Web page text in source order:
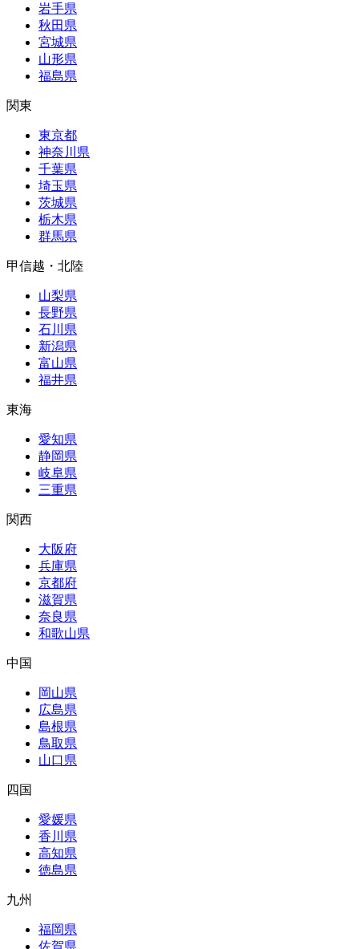
岩手県
秋田県
宮城県
山形県
福島県
関東
東京都
神奈川県
千葉県
埼玉県
茨城県
栃木県
群馬県
甲信越・北陸
山梨県
長野県
石川県
新潟県
富山県
福井県
東海
愛知県
静岡県
岐阜県
三重県
関西
大阪府
兵庫県
京都府
滋賀県
奈良県
和歌山県
中国
岡山県
広島県
島根県
鳥取県
山口県
四国
愛媛県
香川県
高知県
徳島県
九州
福岡県
佐賀県